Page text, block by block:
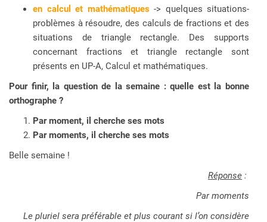
en calcul et mathématiques-> quelques situations-
problèmes à résoudre, des calculs de fractions et des
situations de triangle rectangle. Des supports
concernant fractions et triangle rectangle sont
présents en UP-A, Calcul et mathématiques.
Pour finir, la question de la semaine : quelle est la bonne
orthographe ?
Par moment, il cherche ses mots
Par moments, il cherche ses mots
Belle semaine !
Réponse :
Par moments
Le pluriel sera préférable et plus courant si l’on considère